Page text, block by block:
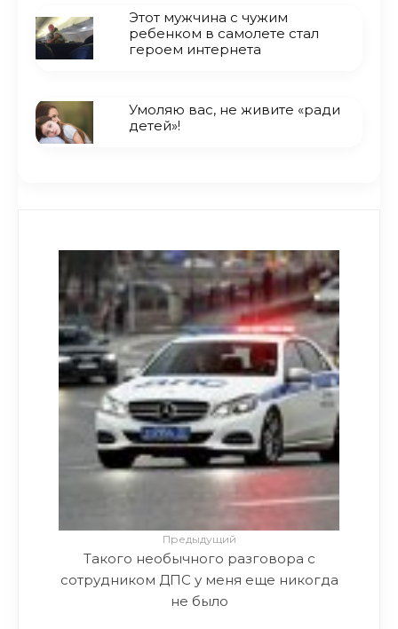
Этот мужчина с чужим
ребенком в самолете стал
героем интернета
Умоляю вас, не живите «ради
детей»!
Предыдущий
Такого необычного разговора с
сотрудником ДПС у меня еще никогда
не было